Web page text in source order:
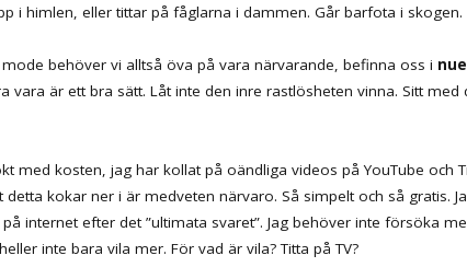
i himlen, eller tittar på fåglarna i dammen. Går barfota i skogen.
behöver vi alltså öva på vara närvarande, befinna oss i
vara är ett bra sätt. Låt inte den inre rastlösheten vinna. Sitt med
med kosten, jag har kollat på oändliga videos på YouTube och
detta kokar ner i är medveten närvaro. Så simpelt och så gratis.
internet efter det ”ultimata svaret”. Jag behöver inte försöka
inte bara vila mer. För vad är vila? Titta på TV?